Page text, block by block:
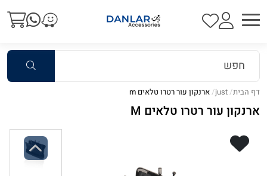
דף הבית just ארנקון עור רטרו טלאים m
ארנקון עור רטרו טלאים M
Previous